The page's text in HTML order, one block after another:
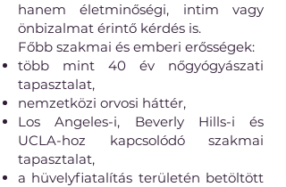
hanem életminőségi, intim vagy
önbizalmat érintő kérdés is.
Főbb szakmai és emberi erősségek:
több mint 40 év nőgyógyászati
tapasztalat,
nemzetközi orvosi háttér,
Los Angeles-i, Beverly Hills-i és
UCLA-hoz kapcsolódó szakmai
tapasztalat,
a hüvelyfiatalítás területén betöltött